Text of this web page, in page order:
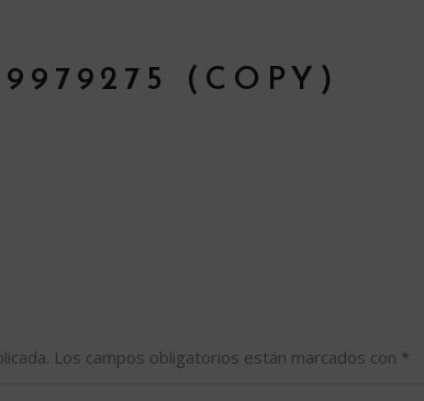
(COPY)
Los campos obligatorios están marcados con *